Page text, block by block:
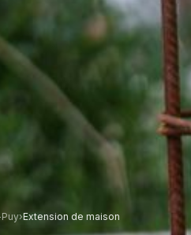
›Extension de maison